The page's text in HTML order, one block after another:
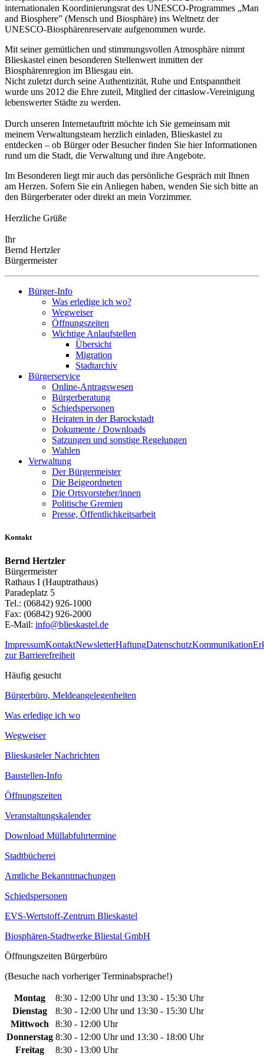
internationalen Koordinierungsrat des UNESCO-Programmes „Man
and Biosphere” (Mensch und Biosphäre) ins Weltnetz der
UNESCO-Biosphärenreservate aufgenommen wurde.
Mit seiner gemütlichen und stimmungsvollen Atmosphäre nimmt
Blieskastel einen besonderen Stellenwert inmitten der
Biosphärenregion im Bliesgau ein.
Nicht zuletzt durch seine Authentizität, Ruhe und Entspanntheit
wurde uns 2012 die Ehre zuteil, Mitglied der cittaslow-Vereinigung
lebenswerter Städte zu werden.
Durch unseren Internetauftritt möchte ich Sie gemeinsam mit
meinem Verwaltungsteam herzlich einladen, Blieskastel zu
entdecken – ob Bürger oder Besucher finden Sie hier Informationen
rund um die Stadt, die Verwaltung und ihre Angebote.
Im Besonderen liegt mir auch das persönliche Gespräch mit Ihnen
am Herzen. Sofern Sie ein Anliegen haben, wenden Sie sich bitte an
den Bürgerberater oder direkt an mein Vorzimmer.
Herzliche Grüße
Ihr
Bernd Hertzler
Bürgermeister
Bürger-Info
Was erledige ich wo?
Wegweiser
Öffnungszeiten
Wichtige Anlaufstellen
Übersicht
Migration
Stadtarchiv
Bürgerservice
Online-Antragswesen
Bürgerberatung
Schiedspersonen
Heiraten in der Barockstadt
Dokumente / Downloads
Satzungen und sonstige Regelungen
Wahlen
Verwaltung
Der Bürgermeister
Die Beigeordneten
Die Ortsvorsteher/innen
Politische Gremien
Presse, Öffentlichkeitsarbeit
Kontakt
Bernd Hertzler
Bürgermeister
Rathaus I (Hauptrathaus)
Paradeplatz 5
Tel.: (06842) 926-1000
Fax: (06842) 926-2000
E-Mail: info@blieskastel.de
ImpressumKontaktNewsletterHaftungDatenschutzKommunikation
zur Barrierefreiheit
Häufig gesucht
Bürgerbüro, Meldeangelegenheiten
Was erledige ich wo
Wegweiser
Blieskasteler Nachrichten
Baustellen-Info
Öffnungszeiten
Veranstaltungskalender
Download Müllabfuhrtermine
Stadtbücherei
Amtliche Bekanntmachungen
Schiedspersonen
EVS-Wertstoff-Zentrum Blieskastel
Biosphären-Stadtwerke Bliestal GmbH
Öffnungszeiten Bürgerbüro
(Besuche nach vorheriger Terminabsprache!)
Montag
8:30 - 12:00 Uhr und 13:30 - 15:30 Uhr
Dienstag
8:30 - 12:00 Uhr und 13:30 - 15:30 Uhr
Mittwoch
8:30 - 12:00 Uhr
Donnerstag 8:30 - 12:00 Uhr und 13:30 - 18:00 Uhr
Freitag
8:30 - 13:00 Uhr